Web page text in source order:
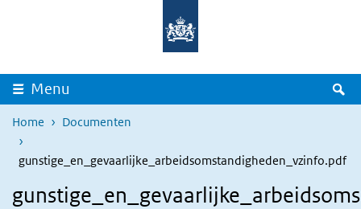
Overslaan en naar de inhoud gaan
Menu
Home Documenten
gunstige_en_gevaarlijke_arbeidsomstandigheden_vzinfo.pdf